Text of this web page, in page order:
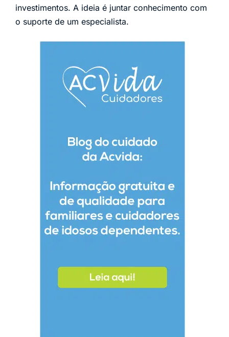
investimentos. A ideia é juntar conhecimento com
o suporte de um especialista.